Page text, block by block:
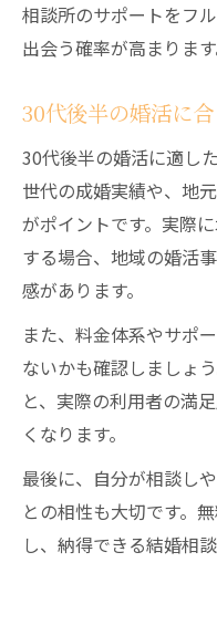
相談所のサポートをフ
出会う確率が高まります
30代後半の婚活に
30代後半の婚活に適し
世代の成婚実績や、地
がポイントです。実際
する場合、地域の婚活
感があります。
また、料金体系やサポ
ないかも確認しましょ
と、実際の利用者の満
くなります。
最後に、自分が相談し
との相性も大切です。
し、納得できる結婚相